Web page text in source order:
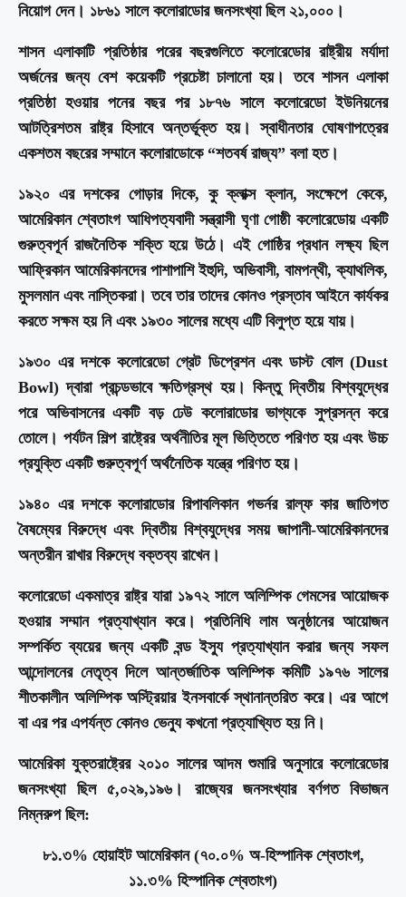
নিয়োগ দেন। ১৮৬১ সালে কলোরাডোর জনসংখ্যা ছিল ২১,০০০।
শাসন এলাকাটি প্রতিষ্ঠার পরের বছরগুলিতে কলোরেডোর রাষ্ট্রীয় মর্যাদা
অর্জনের জন্য বেশ কয়েকটি প্রচেষ্টা চালানো হয়। তবে শাসন এলাকা
প্রতিষ্ঠা হওয়ার পনের বছর পর ১৮৭৬ সালে কলোরেডো ইউনিয়নের
আটত্রিশতম রাষ্ট্র হিসাবে অন্তর্ভূক্ত হয়। স্বাধীনতার ঘোষণাপত্রের
একশতম বছরের সম্মানে কলোরাডোকে “শতবর্ষ রাজ্য” বলা হত।
১৯২০ এর দশকের গোড়ার দিকে, কু ক্লাক্স ক্লান, সংক্ষেপে কেকে,
আমেরিকান শ্বেতাংগ আধিপত্যবাদী সন্ত্রাসী ঘৃণা গোষ্ঠী কলোরেডোয় একটি
গুরুত্বপূর্ন রাজনৈতিক শক্তি হয়ে উঠে। এই গোষ্ঠির প্রধান লক্ষ্য ছিল
আফ্রিকান আমেরিকানদের পাশাপাশি ইহুদি, অভিবাসী, বামপন্থী, ক্যাথলিক,
মুসলমান এবং নাস্তিকরা। তবে তার তাদের কোনও প্রস্তাব আইনে কার্যকর
করতে সক্ষম হয় নি এবং ১৯৩০ সালের মধ্যে এটি বিলুপ্ত হয়ে যায়।
১৯৩০ এর দশকে কলোরেডো গ্রেট ডিপ্রেশন এবং ডাস্ট বোল (Dust
Bowl) দ্বারা প্রচন্ডভাবে ক্ষতিগ্রস্থ হয়। কিন্তু দ্বিতীয় বিশ্বযুদ্ধের
পরে অভিবাসনের একটি বড় ঢেউ কলোরাডোর ভাগ্যকে সুপ্রসন্ন করে
তোলে। পর্যটন শিল্প রাষ্ট্রের অর্থনীতির মূল ভিত্তিতে পরিণত হয় এবং উচ্চ
প্রযুক্তি একটি গুরুত্বপূর্ণ অর্থনৈতিক যন্ত্রে পরিণত হয়।
১৯৪০ এর দশকে কলোরাডোর রিপাবলিকান গভর্নর রাল্ফ কার জাতিগত
বৈষম্যের বিরুদ্ধে এবং দ্বিতীয় বিশ্বযুদ্ধের সময় জাপানী-আমেরিকানদের
অন্তরীন রাখার বিরুদ্ধে বক্তব্য রাখেন।
কলোরেডো একমাত্র রাষ্ট্র যারা ১৯৭২ সালে অলিম্পিক গেমসের আয়োজক
হওয়ার সম্মান প্রত্যাখ্যান করে। প্রতিনিধি লাম অনুষ্ঠানের আয়োজন
সম্পর্কিত ব্যয়ের জন্য একটি বন্ড ইস্যু প্রত্যাখ্যান করার জন্য সফল
আন্দোলনের নেতৃত্ব দিলে আন্তর্জাতিক অলিম্পিক কমিটি ১৯৭৬ সালের
শীতকালীন অলিম্পিক অস্ট্রিয়ার ইনসবার্কে স্থানান্তরিত করে। এর আগে
বা এর পর এপর্যন্ত কোনও ভেন্যু কখনো প্রত্যাখ্যিত হয় নি।
আমেরিকা যুক্তরাষ্ট্রের ২০১০ সালের আদম শুমারি অনুসারে কলোরেডোর
জনসংখ্যা ছিল ৫,০২৯,১৯৬। রাজ্যের জনসংখ্যার বর্ণগত বিভাজন
নিম্নরুপ ছিল:
৮১.৩% হোয়াইট আমেরিকান (৭০.০% অ-হিস্পানিক শ্বেতাংগ,
১১.৩% হিস্পানিক শ্বেতাংগ)